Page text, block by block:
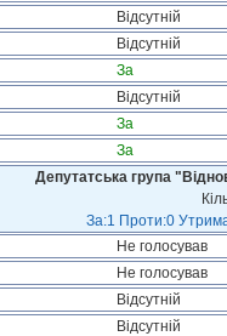
Відсутній
Відсутній
За
Відсутній
За
За
Депутатська група
За:1 Проти:0
Не голосував
Не голосував
Відсутній
Відсутній